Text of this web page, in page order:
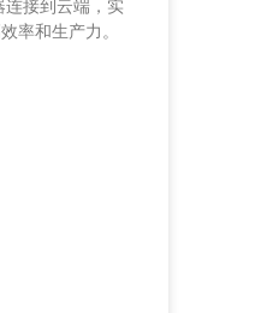
接到云端，实
率和生产力。